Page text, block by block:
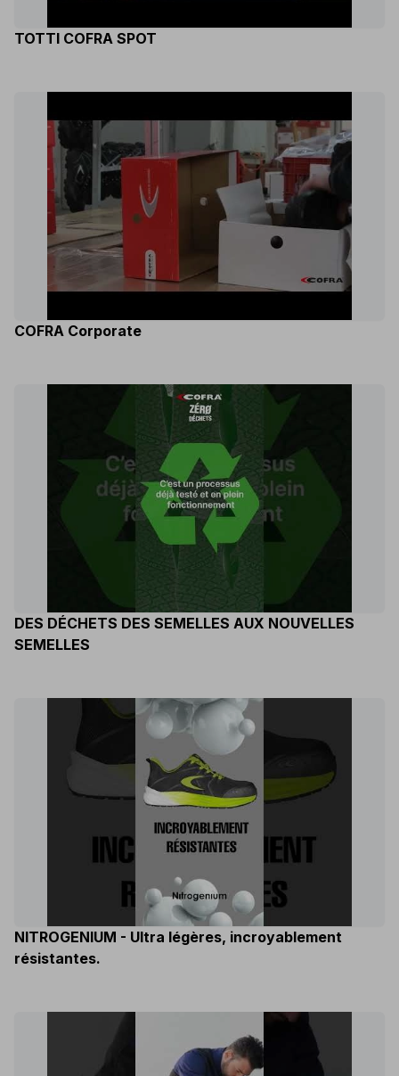
TOTTI COFRA SPOT
COFRA Corporate
DES DÉCHETS DES SEMELLES AUX NOUVELLES
SEMELLES
NITROGENIUM - Ultra légères, incroyablement
résistantes.